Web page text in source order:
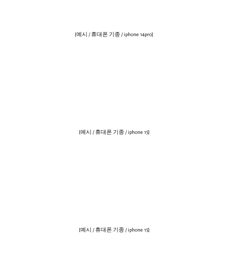
[예시 / 휴대폰 기종 / iphone 14pro]
[예시 / 휴대폰 기종 / iphone 15]
[예시 / 휴대폰 기종 / iphone 15]